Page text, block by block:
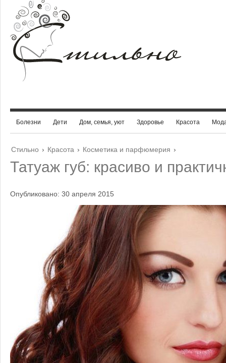
Болезни Дети Дом, семья, уют Здоровье Красота
Стильно › Красота › Косметика и парфюмерия ›
Татуаж губ: красиво и
Опубликовано: 30 апреля 2015